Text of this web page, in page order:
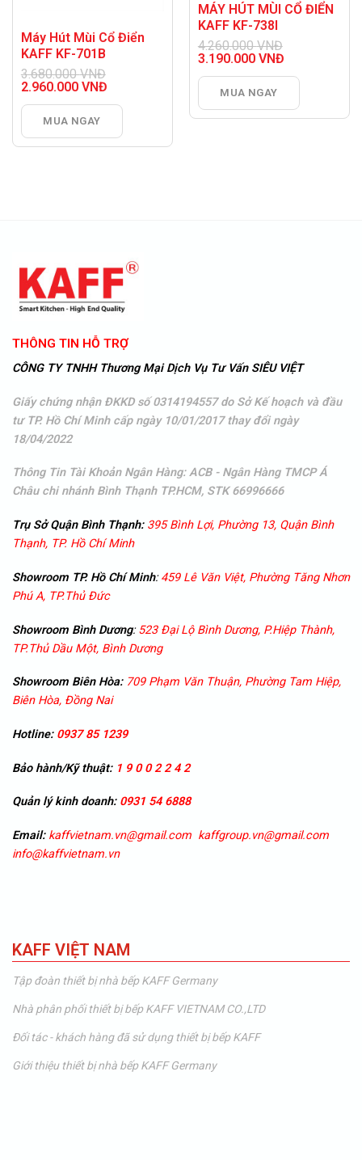
Máy Hút Mùi Cổ Điển
KAFF KF-701B
3.680.000VNĐ
Giá
là:
3.680.000 VNĐ.
2.960.000 VNĐ
hiện
là:
2.960.000 VNĐ.
MUA NGAY
MÁY HÚT MÙI CỔ ĐIỂN
KAFF KF-738I
4.260.000VNĐ
Giá
là:
4.260.000 VNĐ.
3.190.000 VNĐ
hiện
là:
3.190.000 VNĐ.
MUA NGAY
THÔNG TIN HỖ TRỢ
CÔNG TY TNHH Thương Mại Dịch Vụ Tư Vấn SIÊU VIỆT
Giấy chứng nhận ĐKKD số 0314194557 do Sở Kế hoạch và đầu
tư TP. Hồ Chí Minh cấp ngày 10/01/2017 thay đổi ngày
18/04/2022
Thông Tin Tài Khoản Ngân Hàng: ACB - Ngân Hàng TMCP Á
Châu chi nhánh Bình Thạnh TP.HCM, STK 66996666
Trụ Sở Quận Bình Thạnh: 395 Bình Lợi, Phường 13, Quận Bình
Thạnh, TP. Hồ Chí Minh
Showroom TP. Hồ Chí Minh:459 Lê Văn Việt, Phường Tăng Nhơn
Phú A, TP.Thủ Đức
Showroom Bình Dương:523 Đại Lộ Bình Dương, P.Hiệp Thành,
TP.Thủ Dầu Một, Bình Dương
Showroom Biên Hòa: 709 Phạm Văn Thuận, Phường Tam Hiệp,
Biên Hòa, Đồng Nai
Hotline:0937 85 1239
Bảo hành/Kỹ thuật: 1 9 0 0 2 2 4 2
Quản lý kinh doanh:0931 54 6888
Email: kaffvietnam.vn@gmail.com kaffgroup.vn@gmail.com
info@kaffvietnam.vn
KAFF VIỆT NAM
Tập đoàn thiết bị nhà bếp KAFF Germany
Nhà phân phối thiết bị bếp KAFF VIETNAM CO.,LTD
Đối tác - khách hàng đã sử dụng thiết bị bếp KAFF
Giới thiệu thiết bị nhà bếp KAFF Germany